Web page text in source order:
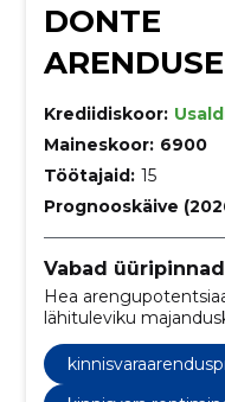
DONTE
Krediidiskoor:
Maineskoor: 6900
Töötajaid: 15
Prognooskäive
Vabad
Hea
lähituleviku
asukoha ja